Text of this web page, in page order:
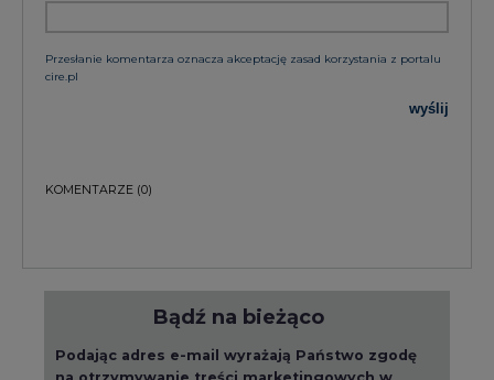
Przesłanie komentarza oznacza akceptację zasad korzystania z portalu
cire.pl
wyślij
KOMENTARZE (0)
Bądź na bieżąco
Podając adres e-mail wyrażają Państwo zgodę
na otrzymywanie treści marketingowych w